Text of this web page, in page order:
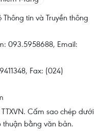
Thông tin và Truyền thông
093.5958688, Email:
Fax: (024)
Cấm sao chép dưới
thuận bằng văn bản.